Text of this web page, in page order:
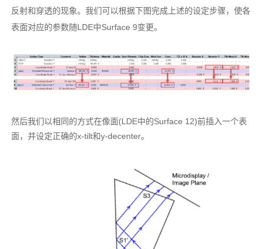
反射和穿透的现象。我们可以根据下图完成上述的设定步骤，使各
表面对应的参数随LDE中Surface 9变更。
然后我们以相同的方式在像面(LDE中的Surface 12)前插入一个表
面，并设定正确的x-tilt和y-decenter。